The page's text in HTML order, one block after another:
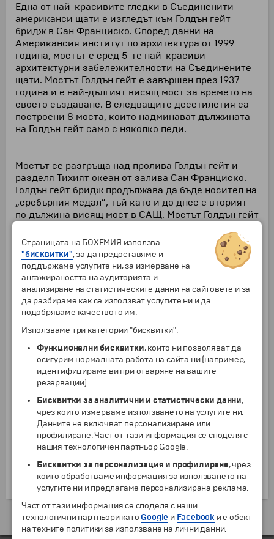
Една от най-красивите гледки в Съединенити
американси щати е изгледът към Голдън гейт
бридж в Сан Франциско. Според данни на
Американсия институт по архитектура от 1999
година, мостът е сред 5-те най-красиви
архитектурни забележителности на Съединените
щати. Мостът Голдън гейт е завършен през 1937
година и е най-дългият висящ мост за времето на
своето създаване. В следващите десетилетия са
построени 8 моста, които надминават дължината
на Голдън гейт само с няколко педи.
Мостът се разгръща над пролива Голдън гейт и
разделя Тихият океан от залива Сан Франциско.
Голдън гейт бридж продължава да бъде носител на
„сребърния медал”, тъй като и до днес е вторият
по дължина висящ мост в САЩ. Мостът Голдън гейт
свързва Сан Франциско с окръг Мерин. Безспорно
мостът се утвърди като международно признат
символ на Сан Франциско и щата Калифорния.
Освен своята важна инфраструктура роля, той е
известен и с пркрасния си дизайн и величествени
размери. Подпорните кули на моста са високи
около 750 футс, а самият мост е дълъг над два
километра. Именно, поради тази причина Голдън
гейт е считан за най-фотографирания мост в
световен мащаб. Ежедневно хиляди пешеходци се
наслаждават на романтична разходка над
океанската шир. Ако сте решили да преминете
целия маршрут, между двата края на мостта,
бъдете сигурни, че това ще е една от най-
увлекателните и носещи адреналин разходки.
Освен приказната гледка към океана, можете да
се насладите и на чудесни панорамни гледки към
доста от забележителностите и сгради в град Сан
Франциско.
Екскурзии и почивки до САЩ »
Страницата на БОХЕМИЯ използва
"бисквитки", за да предоставяме и
поддържаме услугите ни, за измерване на
ангажираността на аудиторията и
анализиране на статистическите данни на сайтовете и за
да разбираме как се използват услугите ни и да
подобряваме качеството им.
Използваме три категории "бисквитки":
Функционални бисквитки, които ни позволяват да
осигурим нормалната работа на сайта ни (например,
идентифицираме ви при отваряне на вашите
резервации).
Бисквитки за аналитични и статистически данни,
чрез които измерваме използването на услугите ни.
Данните не включват персонализиране или
профилиране. Част от тази информация се споделя с
нашия технологичен партньор Google.
Бисквитки за персонализация и профилиране, чрез
които обработваме информация за използването на
услугите ни и предлагаме персонализирана реклама.
Част от тази информация се споделя с наши
технологични партньори като Google и Facebook и е обект
на техните политики за използване на лични данни.